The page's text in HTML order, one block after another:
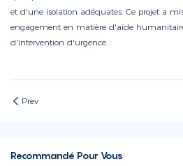
et d'une isolation adéquates. Ce projet a
engagement en matière d'aide
d'intervention d'urgence.
Prev
Recommandé Pour Vous